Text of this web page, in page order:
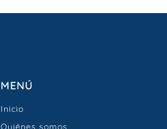
MENÚ
Inicio
Quiénes somos